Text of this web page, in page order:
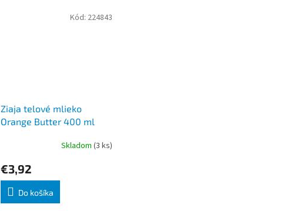
Ziaja telové mlieko
Orange Butter 400 ml
Skladom(3 ks)
€3,92
Do košíka
Kód: 224843